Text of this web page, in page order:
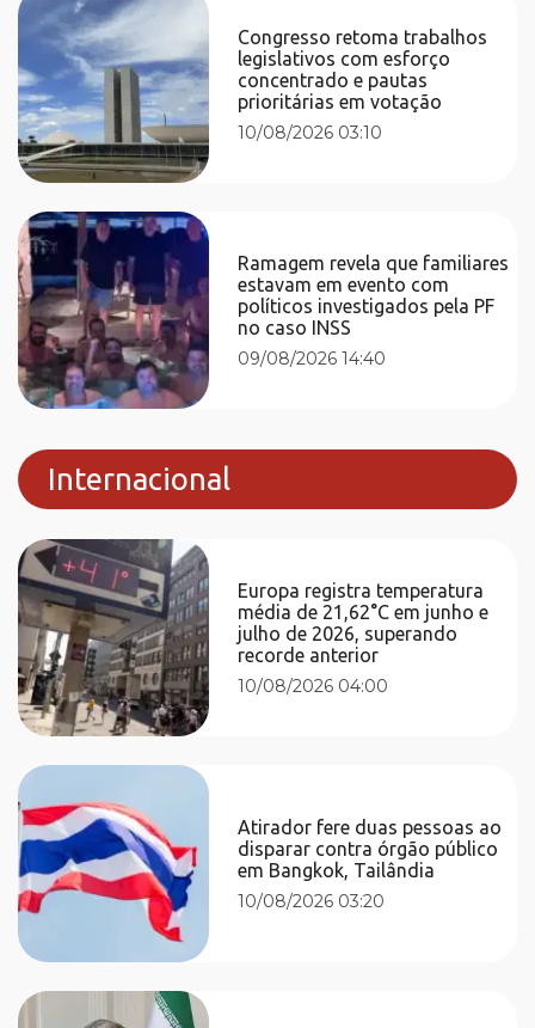
Congresso retoma trabalhos
legislativos com esforço
concentrado e pautas
prioritárias em votação
10/08/2026 03:10
Ramagem revela que familiares
estavam em evento com
políticos investigados pela PF
no caso INSS
09/08/2026 14:40
Internacional
Europa registra temperatura
média de 21,62°C em junho e
julho de 2026, superando
recorde anterior
10/08/2026 04:00
Atirador fere duas pessoas ao
disparar contra órgão público
em Bangkok, Tailândia
10/08/2026 03:20